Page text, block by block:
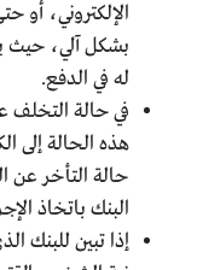
الإلكتروني،
بشكل آلي، حيث
له في الدفع.
في حالة التخلف
هذه الحالة إلى
حالة التأخر عن
البنك باتخاذ
إذا تبين للبنك